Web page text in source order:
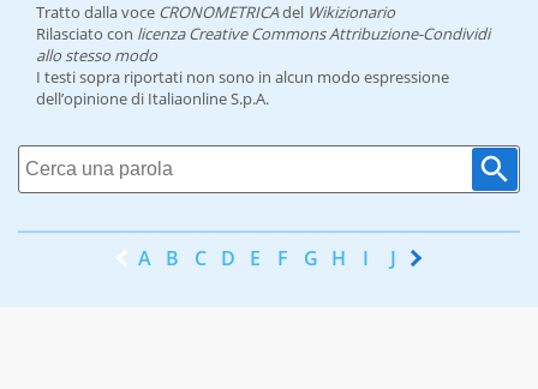
Tratto dalla voce CRONOMETRICAdel Wikizionario
Rilasciato con licenza Creative Commons Attribuzione-Condividi
allo stesso modo
I testi sopra riportati non sono in alcun modo espressione
dell’opinione di Italiaonline S.p.A.
A B C D E F G H I J K